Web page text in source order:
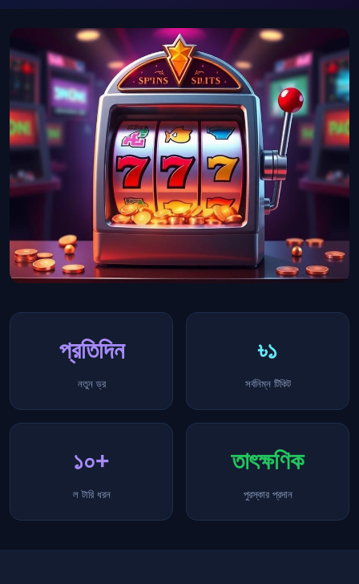
প্রতিদিন
নতুন ড্র
৳১
সর্বনিম্ন টিকিট
১০+
ল টারি ধরন
তাৎক্ষণিক
পুরস্কার প্রদান